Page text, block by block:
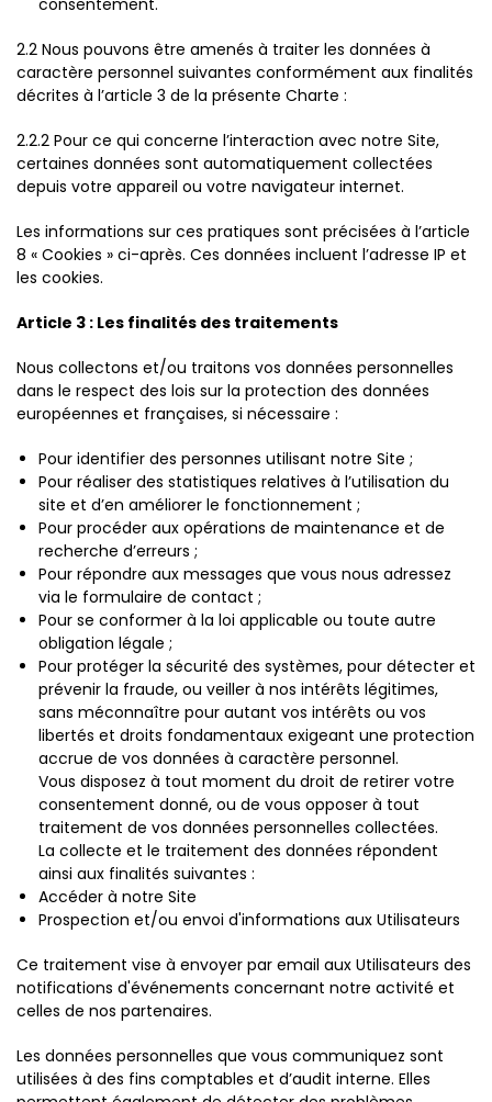
consentement.
2.2 Nous pouvons être amenés à traiter les données à
caractère personnel suivantes conformément aux finalités
décrites à l’article 3 de la présente Charte :
2.2.2 Pour ce qui concerne l’interaction avec notre Site,
certaines données sont automatiquement collectées
depuis votre appareil ou votre navigateur internet.
Les informations sur ces pratiques sont précisées à l’article
8 « Cookies » ci-après. Ces données incluent l’adresse IP et
les cookies.
Article 3 : Les finalités des traitements
Nous collectons et/ou traitons vos données personnelles
dans le respect des lois sur la protection des données
européennes et françaises, si nécessaire :
Pour identifier des personnes utilisant notre Site ;
Pour réaliser des statistiques relatives à l’utilisation du
site et d’en améliorer le fonctionnement ;
Pour procéder aux opérations de maintenance et de
recherche d’erreurs ;
Pour répondre aux messages que vous nous adressez
via le formulaire de contact ;
Pour se conformer à la loi applicable ou toute autre
obligation légale ;
Pour protéger la sécurité des systèmes, pour détecter et
prévenir la fraude, ou veiller à nos intérêts légitimes,
sans méconnaître pour autant vos intérêts ou vos
libertés et droits fondamentaux exigeant une protection
accrue de vos données à caractère personnel.
Vous disposez à tout moment du droit de retirer votre
consentement donné, ou de vous opposer à tout
traitement de vos données personnelles collectées.
La collecte et le traitement des données répondent
ainsi aux finalités suivantes :
Accéder à notre Site
Prospection et/ou envoi d'informations aux Utilisateurs
Ce traitement vise à envoyer par email aux Utilisateurs des
notifications d'événements concernant notre activité et
celles de nos partenaires.
Les données personnelles que vous communiquez sont
utilisées à des fins comptables et d’audit interne. Elles